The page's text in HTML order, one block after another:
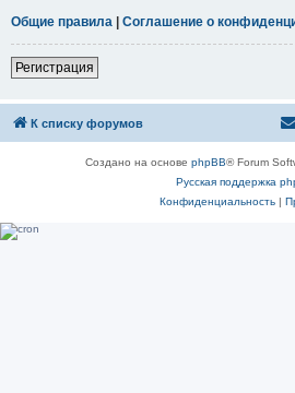
Общие правила | Соглашение о
Регистрация
К списку форумов
Создано на основе phpBB® Forum
Русская поддержка
Конфиденциальность|